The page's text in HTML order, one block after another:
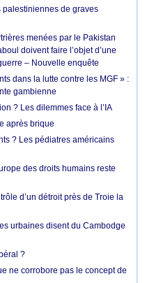
palestiniennes de graves
menées par le Pakistan
doivent faire l’objet d’une
– Nouvelle enquête
dans la lutte contre les MGF » :
gambienne
? Les dilemmes face à l’IA
après brique
? Les pédiatres américains
des droits humains reste
d’un détroit près de Troie la
urbaines disent du Cambodge
?
ne corrobore pas le concept de